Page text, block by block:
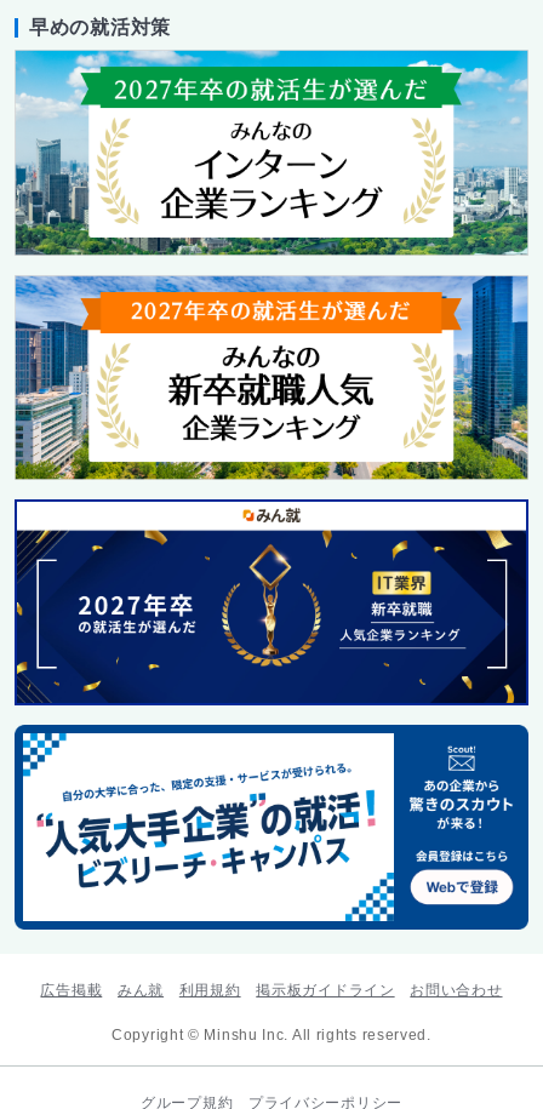
早めの就活対策
広告掲載 みん就 利用規約 掲示板ガイドライン お問い合わせ
Copyright © Minshu Inc. All rights reserved.
グループ規約 プライバシーポリシー